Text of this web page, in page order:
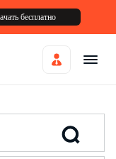
бесплатно